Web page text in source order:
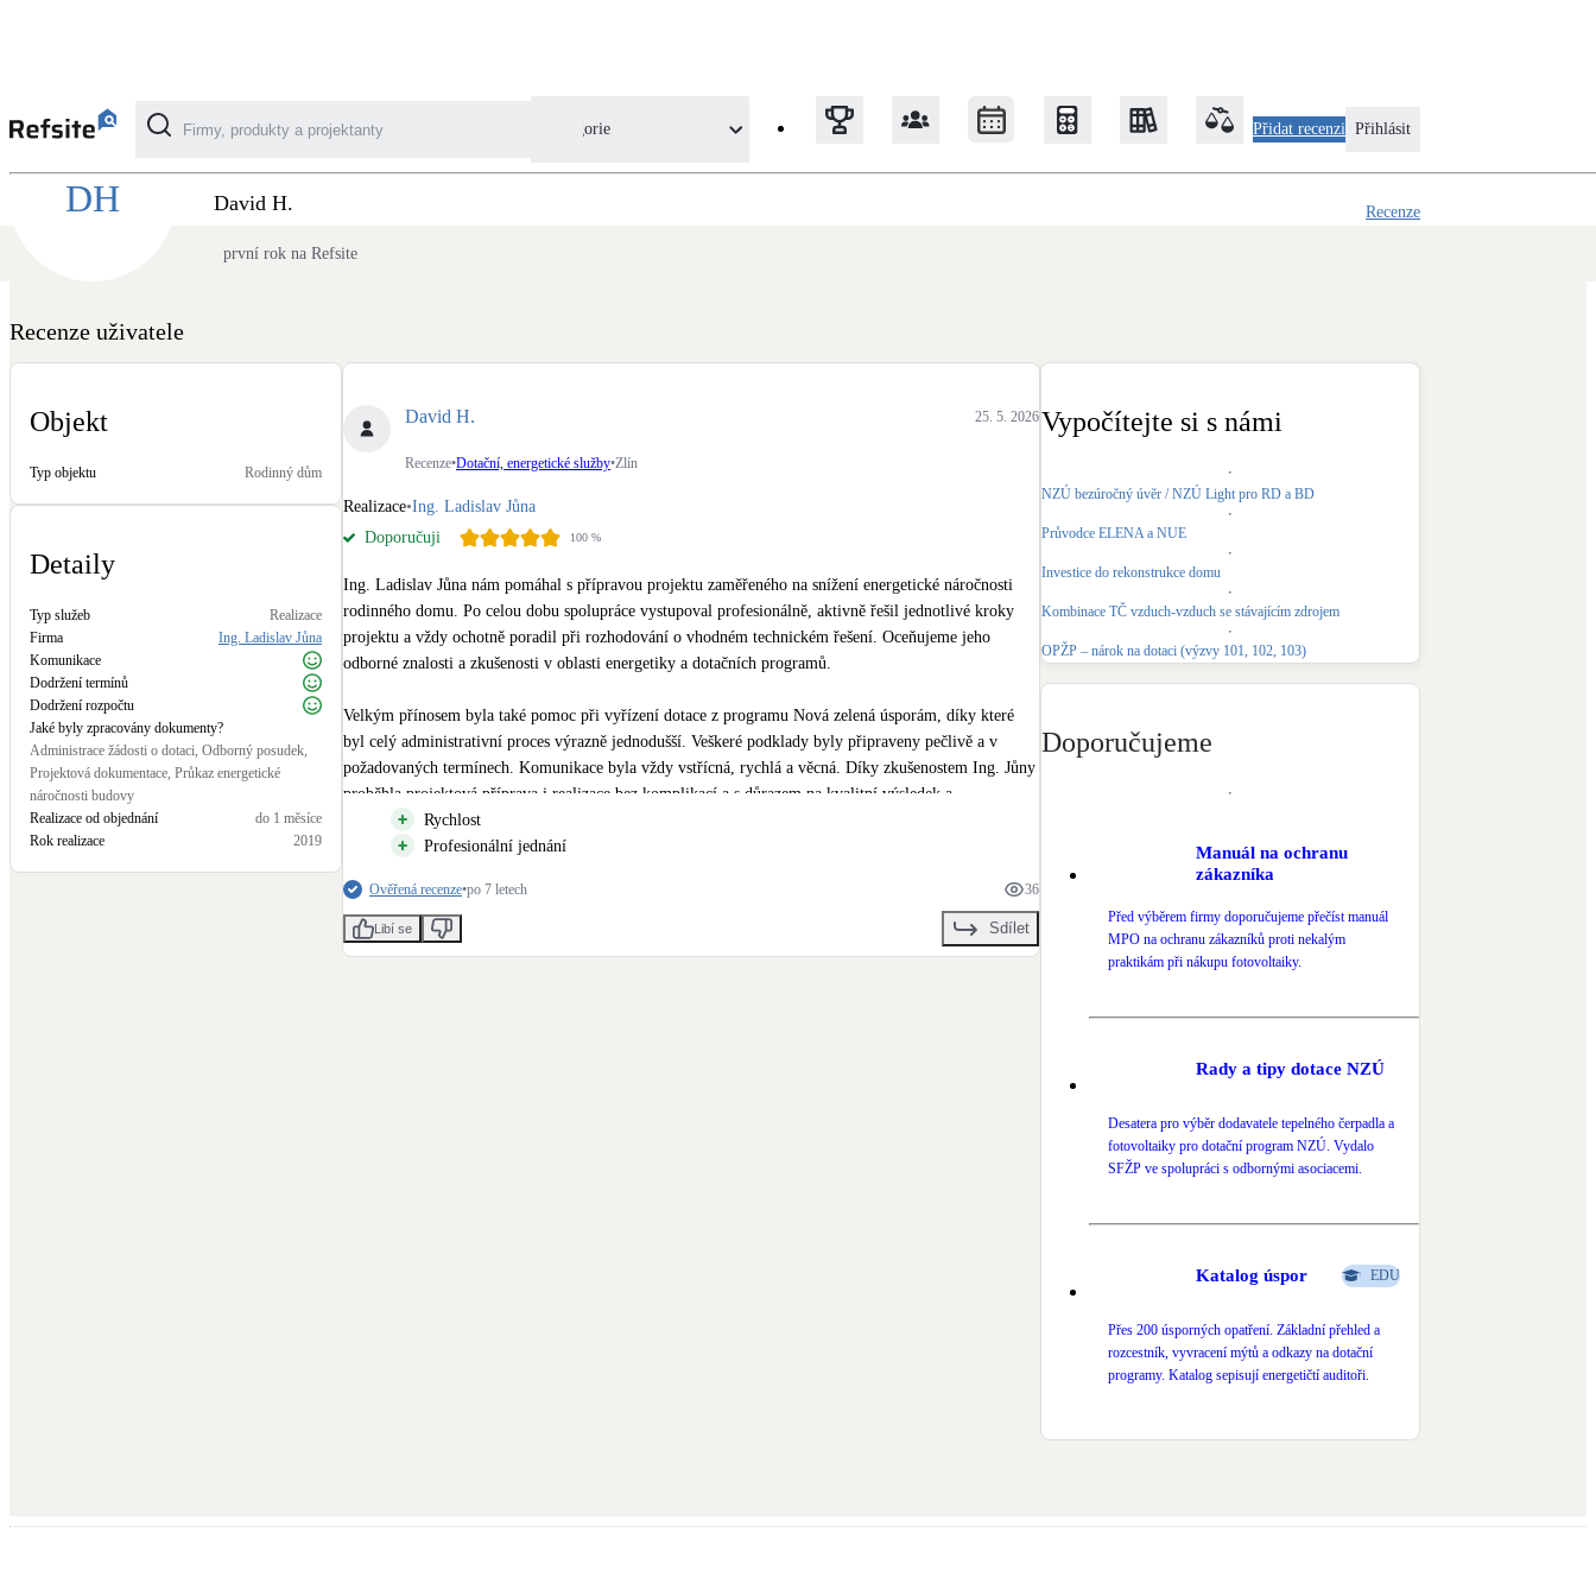
Kategorie Přidat recenzi Přihlásit
Kategorie
Fotovoltaika
Dotační, energetické služby
Solární termický systém Klimatizace
Teplovzdušné vytápění
Okna / dveře
Balkonové sestavy
Stínicí technika
Žaluzie, markýzy, pergoly
Rekuperace tepla odpadní vody
Šedá i černá odpadní voda
Kamna / krby
Doplňkové zdroje vytápění
LED osvětlení
Vnitřní i venkovní
Retence deštové vody
Akumulace dešťovky
Zelená střecha
Vegetační střechy
Větrné elektrárny NEW
DH
Recenze Ing. Ladislav Jůna - Dotační, energetické služby z pohledu uživatele
David H. Recenze
první rok na Refsite
Recenze uživatele
Objekt
Typ objektu Rodinný dům
Detaily
Typ služeb
Realizace
Firma
Ing. Ladislav Jůna
Komunikace
Dodržení termínů
Dodržení rozpočtu
Jaké byly zpracovány dokumenty?
Administrace žádosti o dotaci, Odborný posudek,
Projektová dokumentace, Průkaz energetické
náročnosti budovy
Realizace od objednání
do 1 měsíce
Rok realizace
2019
David H. 25. 5. 2026
Recenze•Dotační, energetické služby•Zlín
Realizace•Ing. Ladislav Jůna
Doporučuji
100 %
Ing. Ladislav Jůna nám pomáhal s přípravou projektu zaměřeného na snížení energetické náročnosti
rodinného domu. Po celou dobu spolupráce vystupoval profesionálně, aktivně řešil jednotlivé kroky
projektu a vždy ochotně poradil při rozhodování o vhodném technickém řešení. Oceňujeme jeho
odborné znalosti a zkušenosti v oblasti energetiky a dotačních programů.
Velkým přínosem byla také pomoc při vyřízení dotace z programu Nová zelená úsporám, díky které
byl celý administrativní proces výrazně jednodušší. Veškeré podklady byly připraveny pečlivě a v
požadovaných termínech. Komunikace byla vždy vstřícná, rychlá a věcná. Díky zkušenostem Ing. Jůny
proběhla projektová příprava i realizace bez komplikací a s důrazem na kvalitní výsledek a
dlouhodobou funkčnost navržených opatření.
Rychlost
Profesionální jednání
Ověřená recenze•po 7 letech 36
Libí se Sdílet
Vypočítejte si s námi
NZÚ bezúročný úvěr / NZÚ Light pro RD a BD
Průvodce ELENA a NUE
Investice do rekonstrukce domu
Kombinace TČ vzduch-vzduch se stávajícím zdrojem
OPŽP – nárok na dotaci (výzvy 101, 102, 103)
Doporučujeme
Manuál na ochranu
zákazníka
Před výběrem firmy doporučujeme přečíst manuál
MPO na ochranu zákazníků proti nekalým
praktikám při nákupu fotovoltaiky.
Rady a tipy dotace NZÚ
Desatera pro výběr dodavatele tepelného čerpadla a
fotovoltaiky pro dotační program NZÚ. Vydalo
SFŽP ve spolupráci s odbornými asociacemi.
Katalog úspor EDU
Přes 200 úsporných opatření. Základní přehled a
rozcestník, vyvracení mýtů a odkazy na dotační
programy. Katalog sepisují energetičtí auditoři.